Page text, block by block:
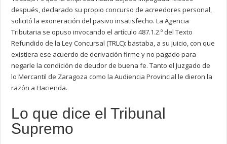
después, declarado su propio concurso de acreedores personal,
solicitó la exoneración del pasivo insatisfecho. La Agencia
Tributaria se opuso invocando el artículo 487.1.2.º del Texto
Refundido de la Ley Concursal (TRLC): bastaba, a su juicio, con que
existiera ese acuerdo de derivación firme y no pagado para
negarle la condición de deudor de buena fe. Tanto el Juzgado de
lo Mercantil de Zaragoza como la Audiencia Provincial le dieron la
razón a Hacienda.
Lo que dice el Tribunal
Supremo